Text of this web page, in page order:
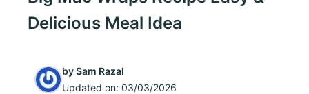
Delicious Meal Idea
bySam Razal
Updated on: 03/03/2026